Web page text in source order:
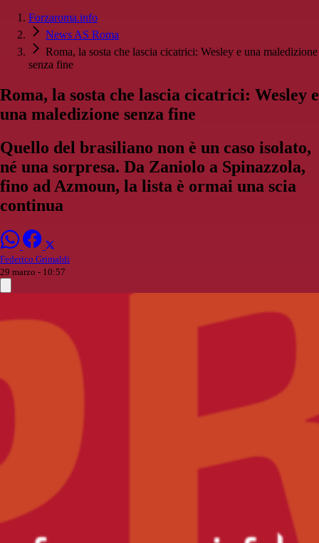
Forzaroma.info
News AS Roma
Roma, la sosta che lascia cicatrici: Wesley e una maledizione
senza fine
Roma, la sosta che lascia cicatrici: Wesley e
una maledizione senza fine
Quello del brasiliano non è un caso isolato,
né una sorpresa. Da Zaniolo a Spinazzola,
fino ad Azmoun, la lista è ormai una scia
continua
Federico Grimaldi
29 marzo - 10:57